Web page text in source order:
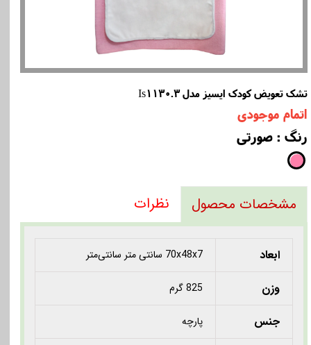
تشک تعویض کودک ایسیز مدل Is1130.3
اتمام موجودی
رنگ : صورتی
مشخصات محصول نظرات
ابعاد 70x48x7 سانتی متر سانتی‌متر
وزن 825 گرم
جنس پارچه